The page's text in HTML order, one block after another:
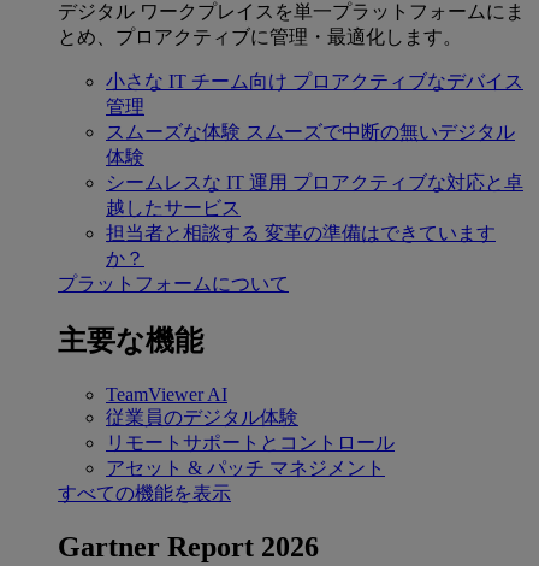
デジタル ワークプレイスを単一プラットフォームにま
とめ、プロアクティブに管理・最適化します。
小さな IT チーム向け プロアクティブなデバイス
管理
スムーズな体験 スムーズで中断の無いデジタル
体験
シームレスな IT 運用 プロアクティブな対応と卓
越したサービス
担当者と相談する 変革の準備はできています
か？
プラットフォームについて
主要な機能
TeamViewer AI
従業員のデジタル体験
リモートサポートとコントロール
アセット & パッチ マネジメント
すべての機能を表示
Gartner Report 2026